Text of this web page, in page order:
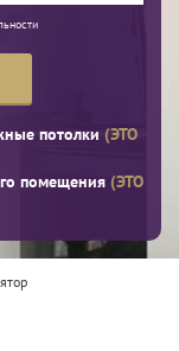
потолки (ЭТО
помещения (ЭТО